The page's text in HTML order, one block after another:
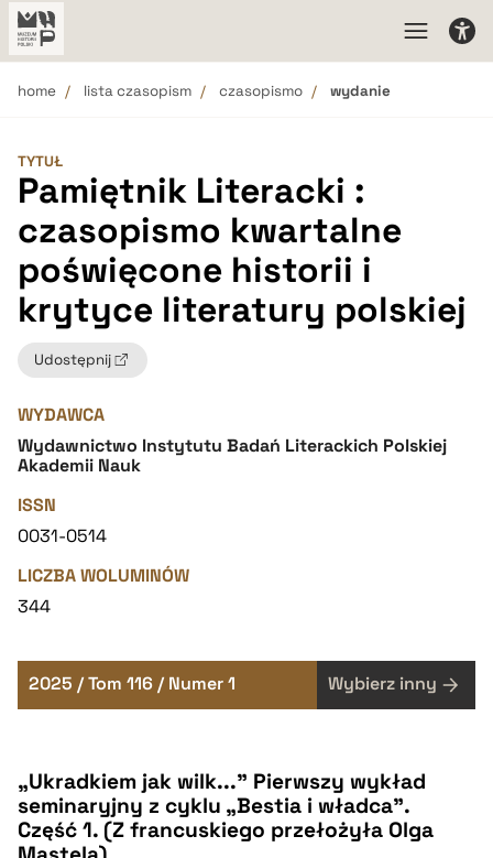
home lista czasopism czasopismo wydanie
TYTUŁ
Pamiętnik Literacki :
czasopismo kwartalne
poświęcone historii i
krytyce literatury polskiej
Udostępnij
WYDAWCA
Wydawnictwo Instytutu Badań Literackich Polskiej
Akademii Nauk
ISSN
0031-0514
LICZBA WOLUMINÓW
344
2025 / Tom 116 / Numer 1 Wybierz inny
„Ukradkiem jak wilk...” Pierwszy wykład
seminaryjny z cyklu „Bestia i władca”.
Część 1. (Z francuskiego przełożyła Olga